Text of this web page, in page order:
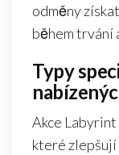
odměny
během trvání
Typy
Akce
které